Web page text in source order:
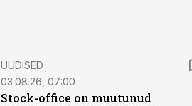
UUDISED
03.08.26, 07:00
Stock-office on muutunud